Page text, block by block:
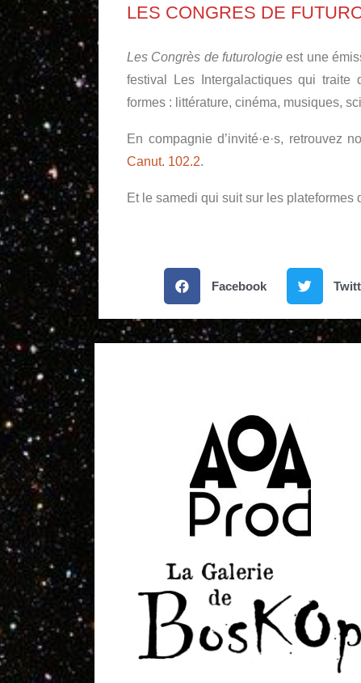
LES CONGRES DE
Les Congrès de futurologie est une
festival Les Intergalactiques qui
formes : littérature, cinéma, musiques,
En compagnie d’invité·e·s, retrouvez
Canut. 102.2.
Et le samedi qui suit sur les plateformes
Facebook